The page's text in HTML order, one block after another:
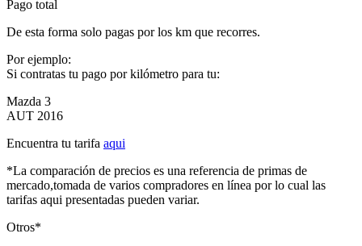
Pago total
De esta forma solo pagas por los km que recorres.
Por ejemplo:
Si contratas tu pago por kilómetro para tu:
Mazda 3
AUT 2016
Encuentra tu tarifa aqui
*La comparación de precios es una referencia de primas de
mercado,tomada de varios compradores en línea por lo cual las
tarifas aqui presentadas pueden variar.
Otros*